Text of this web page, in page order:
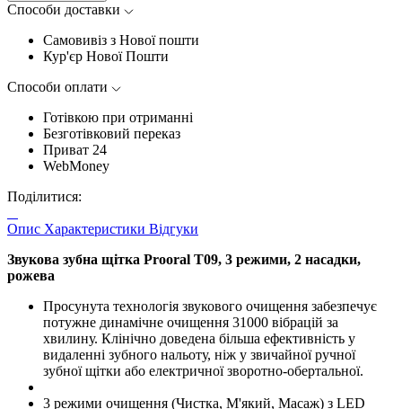
Способи доставки
Самовивіз з Нової пошти
Кур'єр Нової Пошти
Способи оплати
Готівкою при отриманні
Безготівковий переказ
Приват 24
WebMoney
Поділитися:
Опис Характеристики Відгуки
Звукова зубна щітка Prooral T09, 3 режими, 2 насадки,
рожева
Просунута технологія звукового очищення забезпечує
потужне динамічне очищення 31000 вібрацій за
хвилину. Клінічно доведена більша ефективність у
видаленні зубного нальоту, ніж у звичайної ручної
зубної щітки або електричної зворотно-обертальної.
3 режими очищення (Чистка, М'який, Масаж) з LED